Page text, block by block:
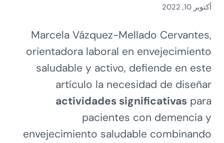
أكتوبر 10, 2022
Marcela Vázquez-Mellado Cervantes,
orientadora laboral en envejecimiento
saludable y activo, defiende en este
artículo la necesidad de diseñar
actividades significativas para
pacientes con demencia y
envejecimiento saludable combinando